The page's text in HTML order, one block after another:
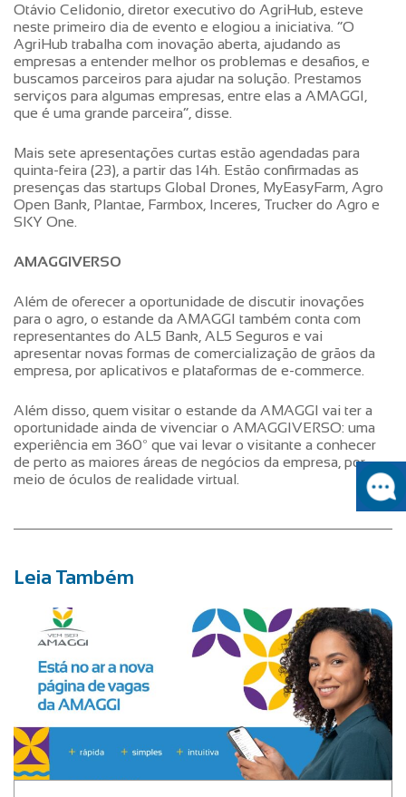
Otávio Celidonio, diretor executivo do AgriHub, esteve
neste primeiro dia de evento e elogiou a iniciativa. “O
AgriHub trabalha com inovação aberta, ajudando as
empresas a entender melhor os problemas e desafios, e
buscamos parceiros para ajudar na solução. Prestamos
serviços para algumas empresas, entre elas a AMAGGI,
que é uma grande parceira”, disse.
Mais sete apresentações curtas estão agendadas para
quinta-feira (23), a partir das 14h. Estão confirmadas as
presenças das startups Global Drones, MyEasyFarm, Agro
Open Bank, Plantae, Farmbox, Inceres, Trucker do Agro e
SKY One.
AMAGGIVERSO
Além de oferecer a oportunidade de discutir inovações
para o agro, o estande da AMAGGI também conta com
representantes do AL5 Bank, AL5 Seguros e vai
apresentar novas formas de comercialização de grãos da
empresa, por aplicativos e plataformas de e-commerce.
Além disso, quem visitar o estande da AMAGGI vai ter a
oportunidade ainda de vivenciar o AMAGGIVERSO: uma
experiência em 360º que vai levar o visitante a conhecer
de perto as maiores áreas de negócios da empresa, por
meio de óculos de realidade virtual.
Leia Também